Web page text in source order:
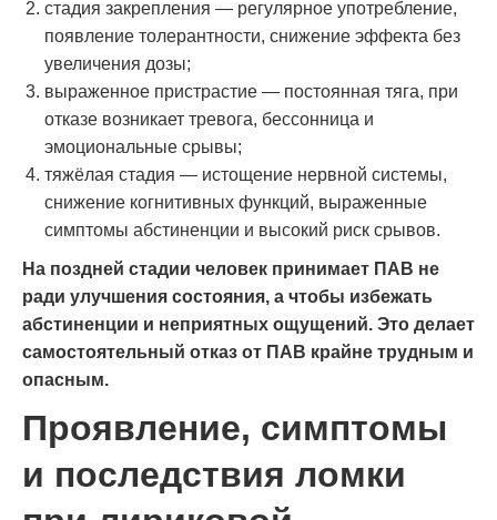
стадия закрепления — регулярное употребление,
появление толерантности, снижение эффекта без
увеличения дозы;
выраженное пристрастие — постоянная тяга, при
отказе возникает тревога, бессонница и
эмоциональные срывы;
тяжёлая стадия — истощение нервной системы,
снижение когнитивных функций, выраженные
симптомы абстиненции и высокий риск срывов.
На поздней стадии человек принимает ПАВ не
ради улучшения состояния, а чтобы избежать
абстиненции и неприятных ощущений. Это делает
самостоятельный отказ от ПАВ крайне трудным и
опасным.
Проявление, симптомы
и последствия ломки